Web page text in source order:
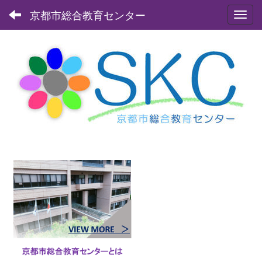
京都市総合教育センター